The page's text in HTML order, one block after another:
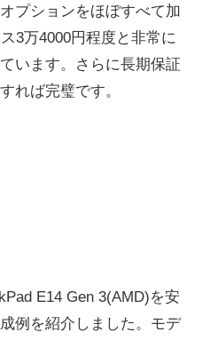
プションをほぼすべて加
3万4000円程度と非常に
います。さらに長期保証
れば完璧です。
E14 Gen 3(AMD)を安
例を紹介しました。モデ